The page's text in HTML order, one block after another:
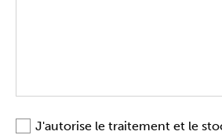
J'autorise le traitement et le